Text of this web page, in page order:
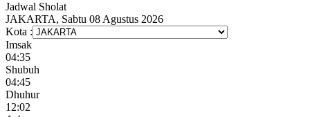
Jadwal Sholat
JAKARTA, Sabtu 08 Agustus 2026
Kota :
Imsak
04:35
Shubuh
04:45
Dhuhur
12:02